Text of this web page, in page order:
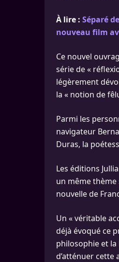
À lire : Séparé
nouveau film
Ce nouvel
série de «
légèrement
la « notion de
Parmi les
navigateur
Duras, la
Les éditions
un même thème
nouvelle de
Un « véritable
déjà évoqué ce
philosophie et
d’atténuer cette